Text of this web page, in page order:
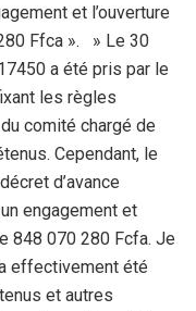
et l’ouverture
Ffca ». » Le 30
a été pris par le
les règles
comité chargé de
Cependant, le
d’avance
engagement et
848 070 280 Fcfa. Je
effectivement été
et autres